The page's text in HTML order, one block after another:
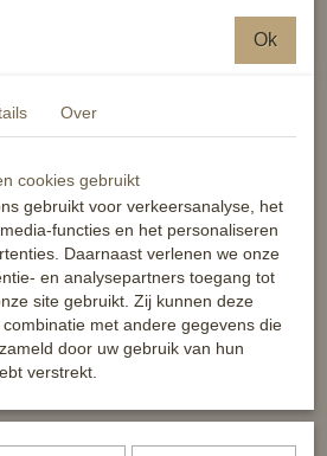
HB veulenhalster mini - voor de
Ok
Over
cookies gebruikt
gebruikt voor verkeersanalyse, het
functies en het personaliseren
Daarnaast verlenen we onze
en analysepartners toegang tot
site gebruikt. Zij kunnen deze
met andere gegevens die
door uw gebruik van hun
verstrekt.